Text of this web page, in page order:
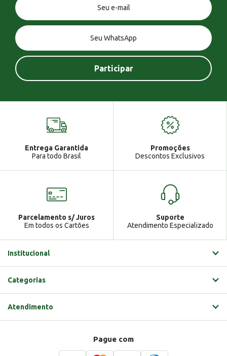
Entrega Garantida
Para todo Brasil
Promoções
Descontos Exclusivos
Parcelamento s/ Juros
Em todos os Cartões
Suporte
Atendimento Especializado
Institucional
Categorias
Atendimento
Pague com
Você tem uma mensagem!
Ga Atendimento
Gabrielle